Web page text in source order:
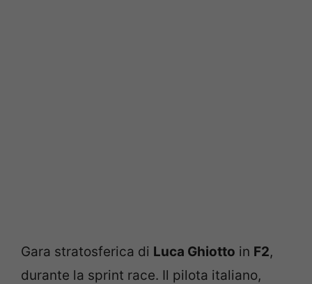
Gara stratosferica di Luca Ghiotto in F2,
durante la sprint race. Il pilota italiano,